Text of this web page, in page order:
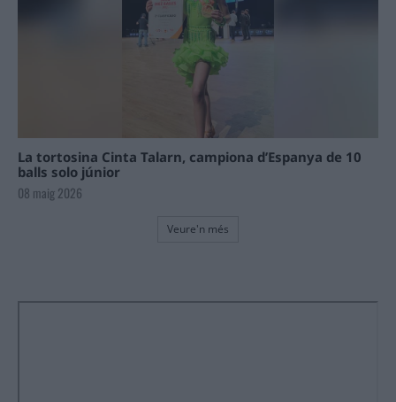
La tortosina Cinta Talarn, campiona d’Espanya de 10
balls solo júnior
08 maig 2026
Veure'n més